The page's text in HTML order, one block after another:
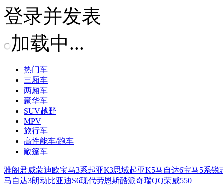
登录并发表
加载中...
热门车
三厢车
两厢车
豪华车
SUV越野
MPV
旅行车
高性能车/跑车
敞篷车
雅阁君威蒙迪欧宝马3系起亚K3思域起亚K5马自达6宝马5系锐
马自达3朗动比亚迪S6现代劳恩斯酷派奇瑞QQ荣威550